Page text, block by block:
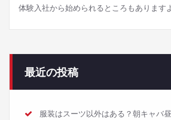
体験入社から始められるところもありますよ
最近の投稿
服装はスーツ以外はある？朝キャバ